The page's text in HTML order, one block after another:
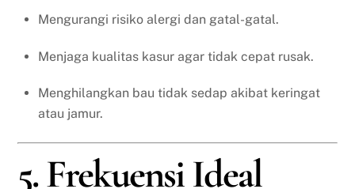
Mengurangi risiko alergi dan gatal-gatal.
Menjaga kualitas kasur agar tidak cepat rusak.
Menghilangkan bau tidak sedap akibat keringat
atau jamur.
5. Frekuensi Ideal